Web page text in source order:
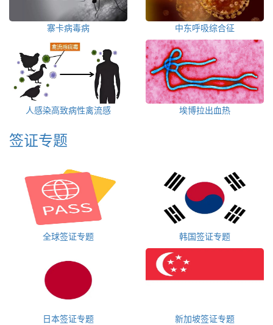
寨卡病毒病 中东呼吸综合征
人感染高致病性禽流感 埃博拉出血热
签证专题
全球签证专题 韩国签证专题
日本签证专题 新加坡签证专题